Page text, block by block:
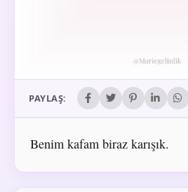
PAYLAŞ:
Benim kafam biraz karışık.